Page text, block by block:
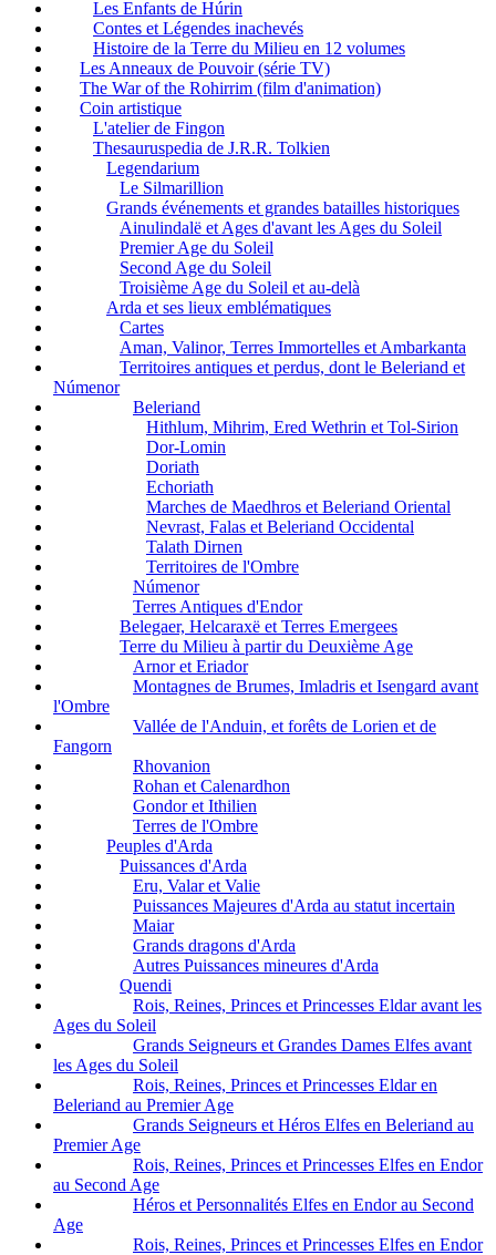
Les Enfants de Húrin
Contes et Légendes inachevés
Histoire de la Terre du Milieu en 12 volumes
Les Anneaux de Pouvoir (série TV)
The War of the Rohirrim (film d'animation)
Coin artistique
L'atelier de Fingon
Thesauruspedia de J.R.R. Tolkien
Legendarium
Le Silmarillion
Grands événements et grandes batailles historiques
Ainulindalë et Ages d'avant les Ages du Soleil
Premier Age du Soleil
Second Age du Soleil
Troisième Age du Soleil et au-delà
Arda et ses lieux emblématiques
Cartes
Aman, Valinor, Terres Immortelles et Ambarkanta
Territoires antiques et perdus, dont le Beleriand et
Númenor
Beleriand
Hithlum, Mihrim, Ered Wethrin et Tol-Sirion
Dor-Lomin
Doriath
Echoriath
Marches de Maedhros et Beleriand Oriental
Nevrast, Falas et Beleriand Occidental
Talath Dirnen
Territoires de l'Ombre
Númenor
Terres Antiques d'Endor
Belegaer, Helcaraxë et Terres Emergees
Terre du Milieu à partir du Deuxième Age
Arnor et Eriador
Montagnes de Brumes, Imladris et Isengard avant
l'Ombre
Vallée de l'Anduin, et forêts de Lorien et de
Fangorn
Rhovanion
Rohan et Calenardhon
Gondor et Ithilien
Terres de l'Ombre
Peuples d'Arda
Puissances d'Arda
Eru, Valar et Valie
Puissances Majeures d'Arda au statut incertain
Maiar
Grands dragons d'Arda
Autres Puissances mineures d'Arda
Quendi
Rois, Reines, Princes et Princesses Eldar avant les
Ages du Soleil
Grands Seigneurs et Grandes Dames Elfes avant
les Ages du Soleil
Rois, Reines, Princes et Princesses Eldar en
Beleriand au Premier Age
Grands Seigneurs et Héros Elfes en Beleriand au
Premier Age
Rois, Reines, Princes et Princesses Elfes en Endor
au Second Age
Héros et Personnalités Elfes en Endor au Second
Age
Rois, Reines, Princes et Princesses Elfes en Endor